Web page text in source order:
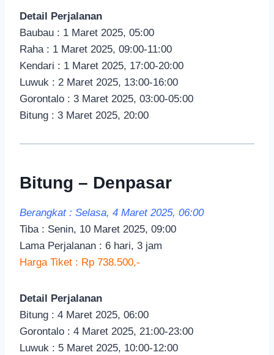
Detail Perjalanan
Baubau : 1 Maret 2025, 05:00
Raha : 1 Maret 2025, 09:00-11:00
Kendari : 1 Maret 2025, 17:00-20:00
Luwuk : 2 Maret 2025, 13:00-16:00
Gorontalo : 3 Maret 2025, 03:00-05:00
Bitung : 3 Maret 2025, 20:00
Bitung – Denpasar
Berangkat : Selasa, 4 Maret 2025, 06:00
Tiba : Senin, 10 Maret 2025, 09:00
Lama Perjalanan : 6 hari, 3 jam
Harga Tiket : Rp 738.500,-
Detail Perjalanan
Bitung : 4 Maret 2025, 06:00
Gorontalo : 4 Maret 2025, 21:00-23:00
Luwuk : 5 Maret 2025, 10:00-12:00